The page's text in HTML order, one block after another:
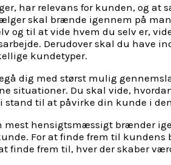
har relevans for kunden, og at
skal brænde igennem på
til at vide hvem du selv er,
Derudover skal du have
kundetyper.
dig med størst mulig
situationer. Du skal vide,
til at påvirke din kunde i
mest hensigtsmæssigt brænder
For at finde frem til kundens
frem til, hver der skaber